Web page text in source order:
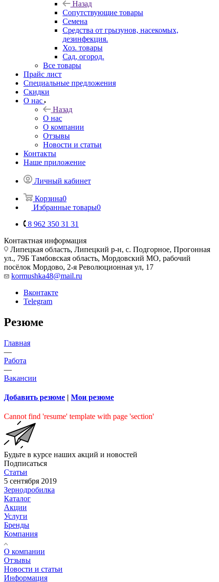
Назад
Сопутствующие товары
Семена
Средства от грызунов, насекомых,
дезинфекция.
Хоз. товары
Сад, огород.
Все товары
Прайс лист
Специальные предложения
Скидки
О нас
Назад
О нас
О компании
Отзывы
Новости и статьи
Контакты
Наше приложение
Личный кабинет
Корзина0
Избранные товары0
8 962 350 31 31
Контактная информация
Липецкая область, Липецкий р-н, с. Подгорное, Прогонная
ул., 79Б Тамбовская область, Мордовский МО, рабочий
посёлок Мордово, 2-я Революционная ул, 17
kormushka48@mail.ru
Вконтакте
Telegram
Резюме
Главная
—
Работа
—
Вакансии
Добавить резюме | Мои резюме
Cannot find 'resume' template with page 'section'
Будьте в курсе наших акций и новостей
Подписаться
Статьи
5 сентября 2019
Зернодробилка
Каталог
Акции
Услуги
Бренды
Компания
О компании
Отзывы
Новости и статьи
Информация